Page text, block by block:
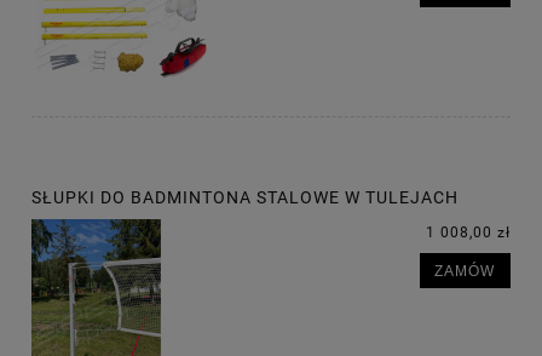
SŁUPKI DO BADMINTONA STALOWE W TULEJACH
1 008,00 zł
ZAMÓW